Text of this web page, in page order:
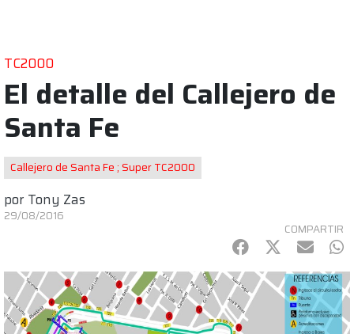
TC2000
El detalle del Callejero de
Santa Fe
Callejero de Santa Fe ; Super TC2000
por Tony Zas
29/08/2016
COMPARTIR
Facebook
Twitter
mail